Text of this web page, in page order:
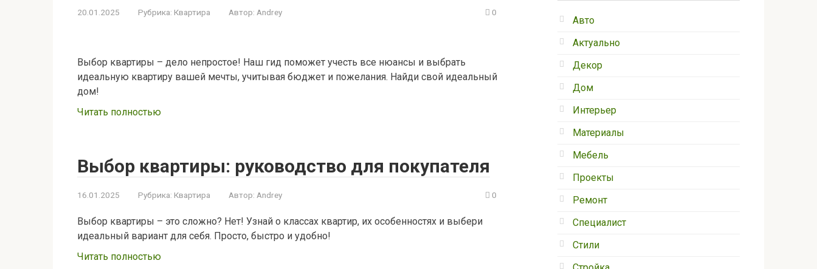
20.01.2025 Рубрика: Квартира Автор: Andrey 0
Выбор квартиры – дело непростое! Наш гид поможет учесть все нюансы и выбрать
идеальную квартиру вашей мечты, учитывая бюджет и пожелания. Найди свой идеальный
дом!
Читать полностью
Выбор квартиры: руководство для покупателя
16.01.2025 Рубрика: Квартира Автор: Andrey 0
Выбор квартиры – это сложно? Нет! Узнай о классах квартир, их особенностях и выбери
идеальный вариант для себя. Просто, быстро и удобно!
Читать полностью
Авто
Актуально
Декор
Дом
Интерьер
Материалы
Мебель
Проекты
Ремонт
Специалист
Стили